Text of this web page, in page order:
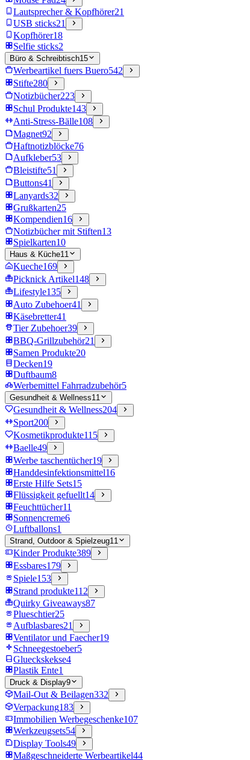
Lautsprecher & Kopfhörer21
USB sticks21
Kopfhörer18
Selfie sticks2
Büro & Schreibtisch15
Werbeartikel fuers Buero542
Stifte280
Notizbücher223
Schul Produkte143
Anti-Stress-Bälle108
Magnet92
Haftnotizblöcke76
Aufkleber53
Bleistifte51
Buttons41
Lanyards32
Grußkarten25
Kompendien16
Notizbücher mit Stiften13
Spielkarten10
Haus & Küche11
Kueche169
Picknick Artikel148
Lifestyle135
Auto Zubehoer41
Käsebretter41
Tier Zubehoer39
BBQ-Grillzubehör21
Samen Produkte20
Decken19
Duftbaum8
Werbemittel Fahrradzubehör5
Gesundheit & Wellness11
Gesundheit & Wellness204
Sport200
Kosmetikprodukte115
Baelle49
Werbe taschentücher19
Handdesinfektionsmittel16
Erste Hilfe Sets15
Flüssigkeit gefuellt14
Feuchttücher11
Sonnencreme6
Luftballons1
Strand, Outdoor & Spielzeug11
Kinder Produkte389
Essbares179
Spiele153
Strand produkte112
Quirky Giveaways87
Plueschtier25
Aufblasbares21
Ventilator und Faecher19
Schneegestoeber5
Glueckskekse4
Plastik Ente1
Druck & Display9
Mail-Out & Beilagen332
Verpackung183
Immobilien Werbegeschenke107
Werkzeugsets54
Display Tools49
Maßgeschneiderte Werbeartikel44